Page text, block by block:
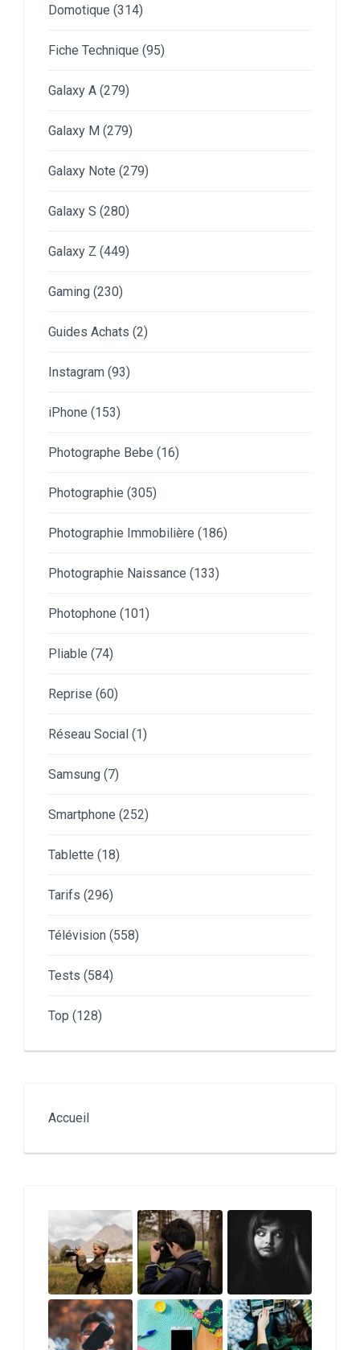
Domotique (314)
Fiche Technique (95)
Galaxy A (279)
Galaxy M (279)
Galaxy Note (279)
Galaxy S (280)
Galaxy Z (449)
Gaming (230)
Guides Achats (2)
Instagram (93)
iPhone (153)
Photographe Bebe (16)
Photographie (305)
Photographie Immobilière (186)
Photographie Naissance (133)
Photophone (101)
Pliable (74)
Reprise (60)
Réseau Social (1)
Samsung (7)
Smartphone (252)
Tablette (18)
Tarifs (296)
Télévision (558)
Tests (584)
Top (128)
Accueil